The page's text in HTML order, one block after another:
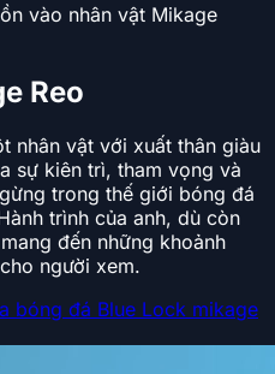
vào nhân vật Mikage
Reo
nhân vật với xuất thân giàu
sự kiên trì, tham vọng và
trong thế giới bóng đá
trình của anh, dù còn
đến những khoảnh
người xem.
bóng đá Blue Lock mikage